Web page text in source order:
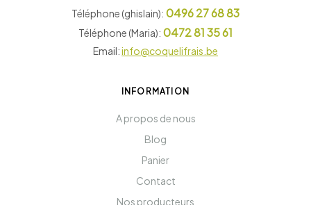
Téléphone (ghislain): 0496 27 68 83
Téléphone (Maria): 0472 81 35 61
Email:info@coquelifrais.be
INFORMATION
A propos de nous
Blog
Panier
Contact
Nos producteurs